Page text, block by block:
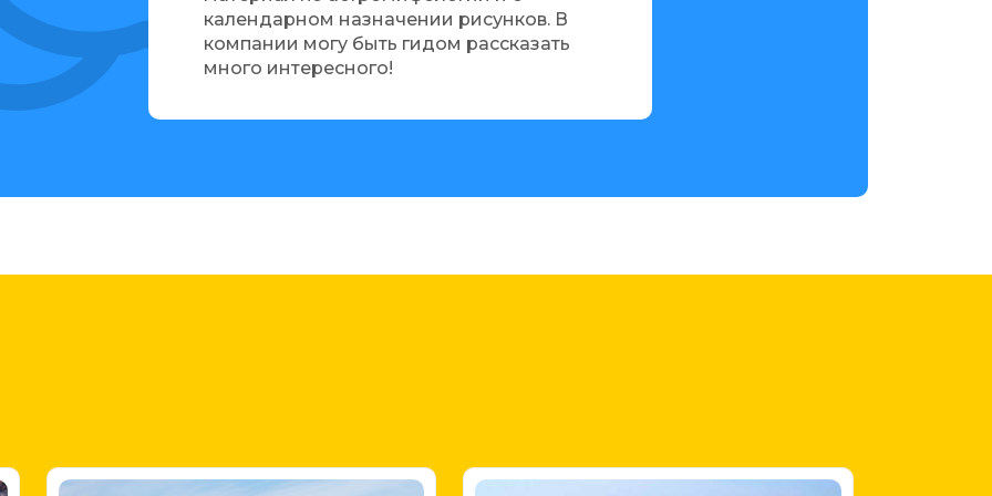
рисунков. В
рассказать
календарном назначении рисунков. В
компании могу быть гидом рассказать
много интересного!